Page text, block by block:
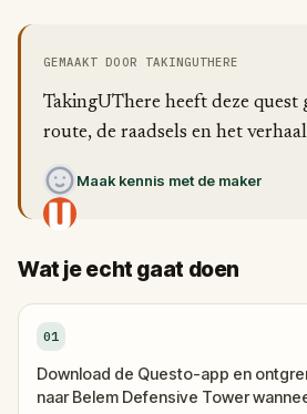
GEMAAKT DOOR TAKINGUTHERE
TakingUThere heeft deze quest
route, de raadsels en het
Maak kennis met de maker
Wat je echt gaat doen
01
Download de Questo-app en
naar Belem Defensive Tower